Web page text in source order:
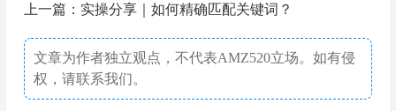
上一篇：实操分享｜如何精确匹配关键词？
文章为作者独立观点，不代表AMZ520立场。如有侵
权，请联系我们。